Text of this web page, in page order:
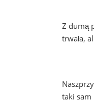
Z dumą
trwała,
Nasz
taki